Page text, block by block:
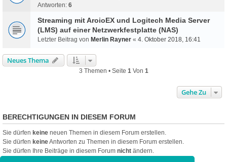
Antworten: 6
Streaming mit AroioEX und Logitech Media Server
(LMS) auf einer Netzwerkfestplatte (NAS)
Letzter Beitrag von Merlin Rayner « 4. Oktober 2018, 16:41
Neues Thema
3 Themen • Seite 1 Von 1
Gehe Zu
BERECHTIGUNGEN IN DIESEM FORUM
Sie dürfen keine neuen Themen in diesem Forum erstellen.
Sie dürfen keineAntworten zu Themen in diesem Forum erstellen.
Sie dürfen Ihre Beiträge in diesem Forum nicht ändern.